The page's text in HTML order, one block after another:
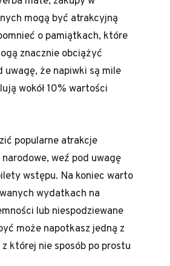
mogą być atrakcyjną
o pamiątkach, które
znacznie obciążyć
że napiwki są mile
wokół 10% wartości
popularne atrakcje
weź pod uwagę
wstępu. Na koniec warto
wydatkach na
lub niespodziewane
może napotkasz jedną z
której nie sposób po prostu